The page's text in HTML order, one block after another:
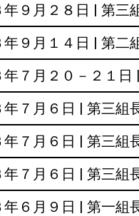
年９月２８日 | 第三
年９月１４日 | 第二
年７月２０－２１日
年７月６日 | 第三組
年７月６日 | 第三組
年７月６日 | 第三組
年６月９日 | 第一組